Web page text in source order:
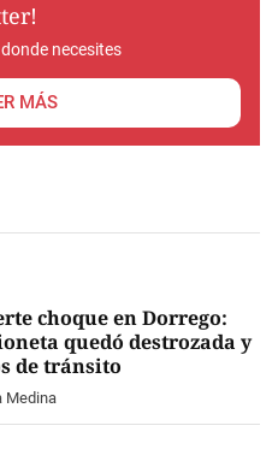
necesites
MÁS
choque en Dorrego:
quedó destrozada y
de tránsito
Medina